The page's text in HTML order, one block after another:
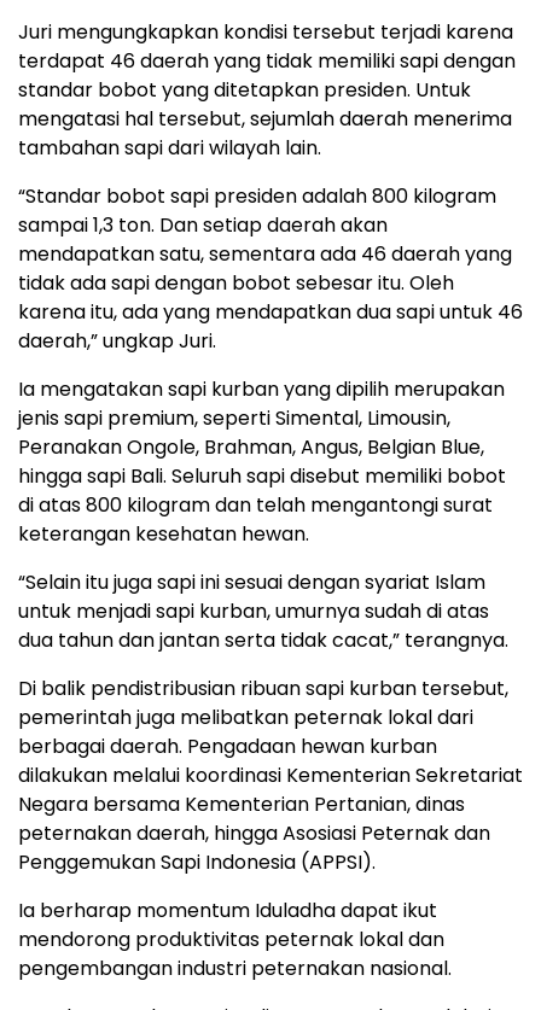
Juri mengungkapkan kondisi tersebut terjadi karena
terdapat 46 daerah yang tidak memiliki sapi dengan
standar bobot yang ditetapkan presiden. Untuk
mengatasi hal tersebut, sejumlah daerah menerima
tambahan sapi dari wilayah lain.
“Standar bobot sapi presiden adalah 800 kilogram
sampai 1,3 ton. Dan setiap daerah akan
mendapatkan satu, sementara ada 46 daerah yang
tidak ada sapi dengan bobot sebesar itu. Oleh
karena itu, ada yang mendapatkan dua sapi untuk 46
daerah,” ungkap Juri.
Ia mengatakan sapi kurban yang dipilih merupakan
jenis sapi premium, seperti Simental, Limousin,
Peranakan Ongole, Brahman, Angus, Belgian Blue,
hingga sapi Bali. Seluruh sapi disebut memiliki bobot
di atas 800 kilogram dan telah mengantongi surat
keterangan kesehatan hewan.
“Selain itu juga sapi ini sesuai dengan syariat Islam
untuk menjadi sapi kurban, umurnya sudah di atas
dua tahun dan jantan serta tidak cacat,” terangnya.
Di balik pendistribusian ribuan sapi kurban tersebut,
pemerintah juga melibatkan peternak lokal dari
berbagai daerah. Pengadaan hewan kurban
dilakukan melalui koordinasi Kementerian Sekretariat
Negara bersama Kementerian Pertanian, dinas
peternakan daerah, hingga Asosiasi Peternak dan
Penggemukan Sapi Indonesia (APPSI).
Ia berharap momentum Iduladha dapat ikut
mendorong produktivitas peternak lokal dan
pengembangan industri peternakan nasional.